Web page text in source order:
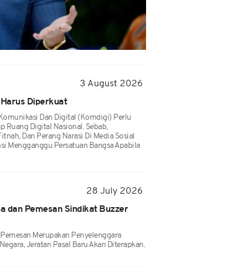
3 August 2026
Diperkuat
Dan Digital (Komdigi) Perlu
Ruang Digital Nasional. Sebab,
Dan Perang Narasi Di Media Sosial
Mengganggu Persatuan Bangsa Apabila
28 July 2026
dan Pemesan Sindikat Buzzer
Merupakan Penyelenggara
Jeratan Pasal Baru Akan Diterapkan.